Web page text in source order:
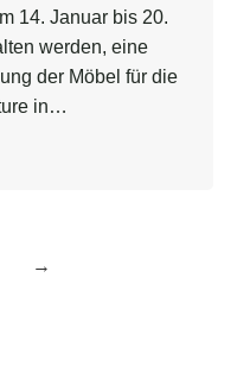
14. Januar bis 20.
werden, eine
der Möbel für die
in…
→